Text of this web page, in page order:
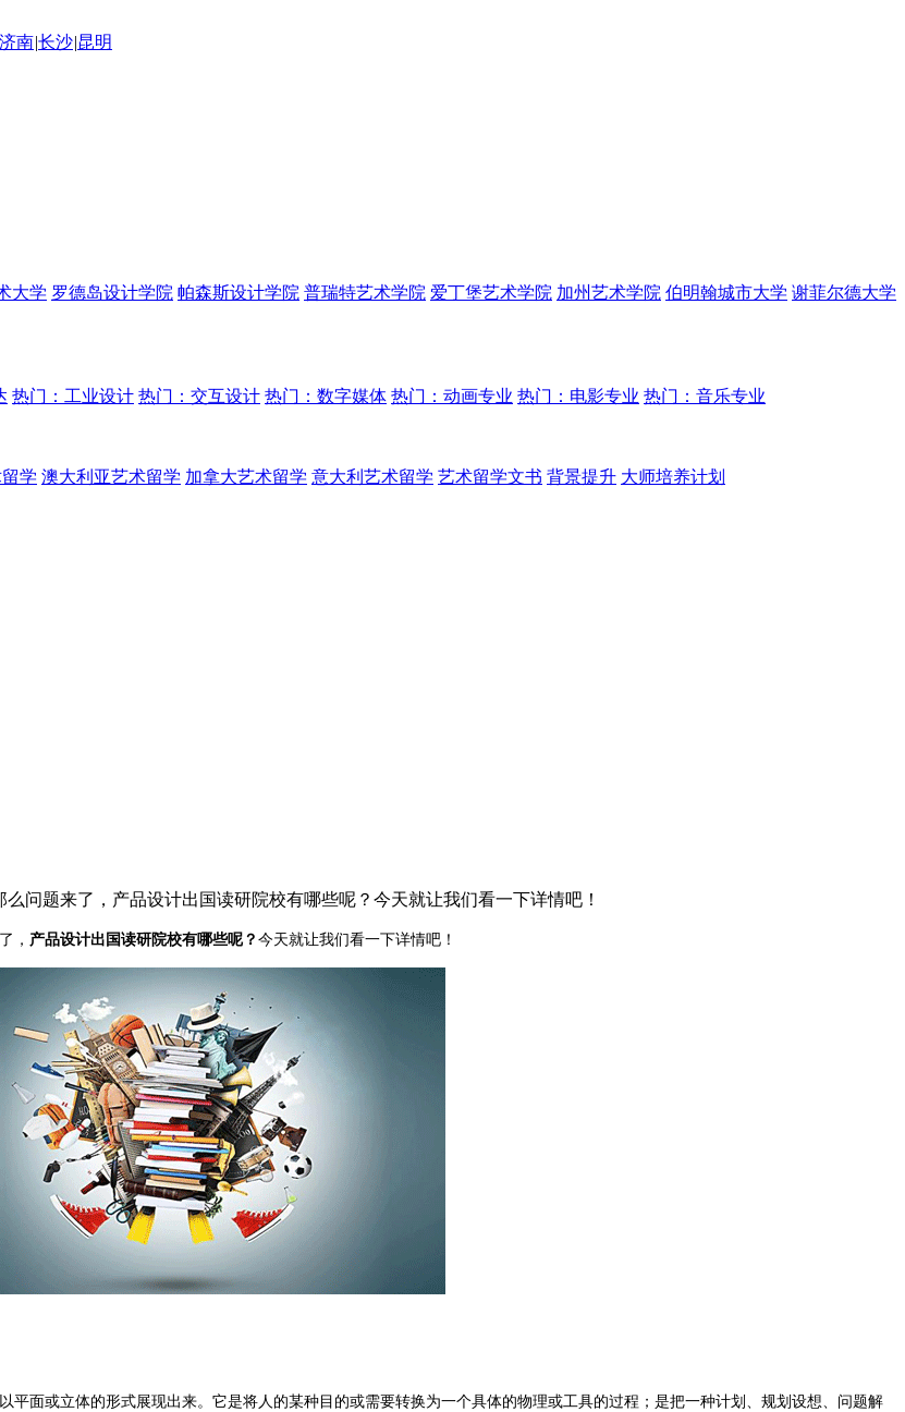
济南|长沙|昆明
大学 罗德岛设计学院 帕森斯设计学院 普瑞特艺术学院 爱丁堡艺术学院 加州艺术学院 伯明翰城市大学 谢菲尔德大学
热门：工业设计 热门：交互设计 热门：数字媒体 热门：动画专业 热门：电影专业 热门：音乐专业
学 澳大利亚艺术留学 加拿大艺术留学 意大利艺术留学 艺术留学文书 背景提升 大师培养计划
问题来了，产品设计出国读研院校有哪些呢？今天就让我们看一下详情吧！
， 产品设计出国读研院校有哪些呢？ 今天就让我们看一下详情吧！
面或立体的形式展现出来。它是将人的某种目的或需要转换为一个具体的物理或工具的过程；是把一种计划、规划设想、问题解